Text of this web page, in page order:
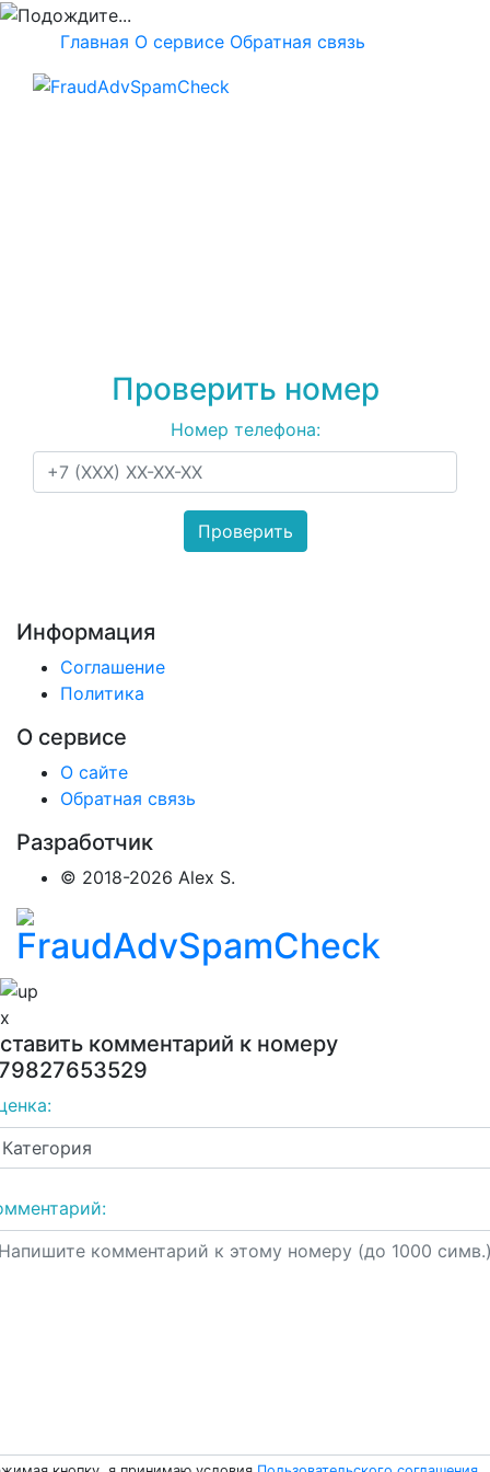
Главная О сервисе Обратная связь
Проверить номер
Номер телефона:
Информация
Соглашение
Политика
О сервисе
О сайте
Обратная связь
Разработчик
© 2018-2026 Alex S.
x
комментарий к номеру